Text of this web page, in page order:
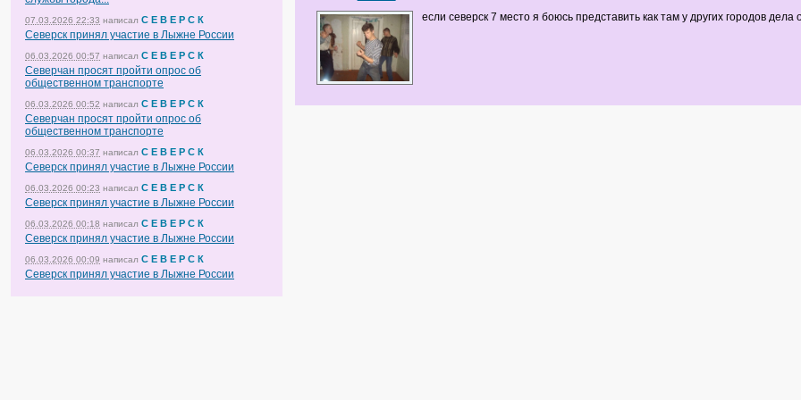
07.03.2026 22:33 написал С Е В Е Р С К
Северск принял участие в Лыжне России
06.03.2026 00:57 написал С Е В Е Р С К
Северчан просят пройти опрос об
общественном транспорте
06.03.2026 00:52 написал С Е В Е Р С К
Северчан просят пройти опрос об
общественном транспорте
06.03.2026 00:37 написал С Е В Е Р С К
Северск принял участие в Лыжне России
06.03.2026 00:23 написал С Е В Е Р С К
Северск принял участие в Лыжне России
06.03.2026 00:18 написал С Е В Е Р С К
Северск принял участие в Лыжне России
06.03.2026 00:09 написал С Е В Е Р С К
Северск принял участие в Лыжне России
если северск 7 место я боюсь представить как там у других городов дела